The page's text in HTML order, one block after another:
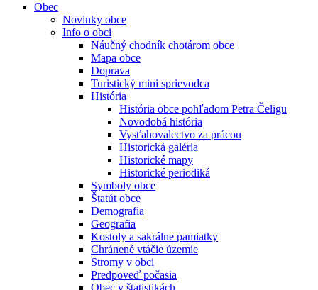
Obec
Novinky obce
Info o obci
Náučný chodník chotárom obce
Mapa obce
Doprava
Turistický mini sprievodca
História
História obce pohľadom Petra Čeligu
Novodobá história
Vysťahovalectvo za prácou
Historická galéria
Historické mapy
Historické periodiká
Symboly obce
Štatút obce
Demografia
Geografia
Kostoly a sakrálne pamiatky
Chránené vtáčie územie
Stromy v obci
Predpoveď počasia
Obec v štatistikách